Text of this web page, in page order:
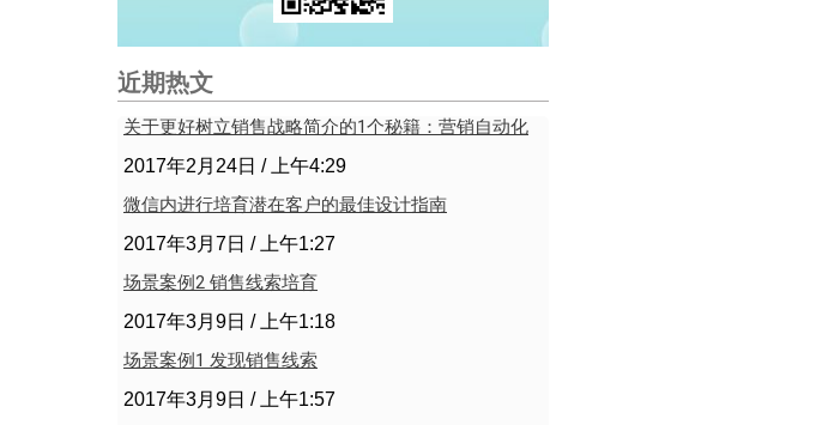
近期热文
关于更好树立销售战略简介的1个秘籍：营销自动化
2017年2月24日 上午4:29
微信内进行培育潜在客户的最佳设计指南
2017年3月7日 上午1:27
场景案例2 销售线索培育
2017年3月9日 上午1:18
场景案例1 发现销售线索
2017年3月9日 上午1:57